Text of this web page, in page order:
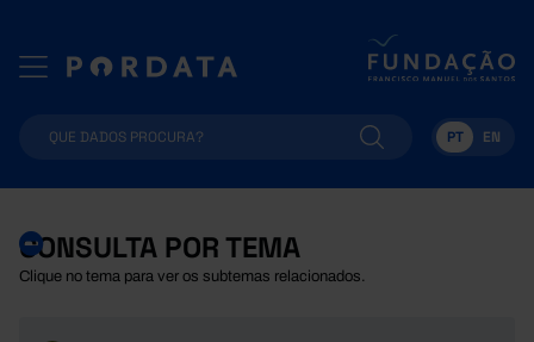
PT EN
CONSULTA POR TEMA
Clique no tema para ver os subtemas relacionados.